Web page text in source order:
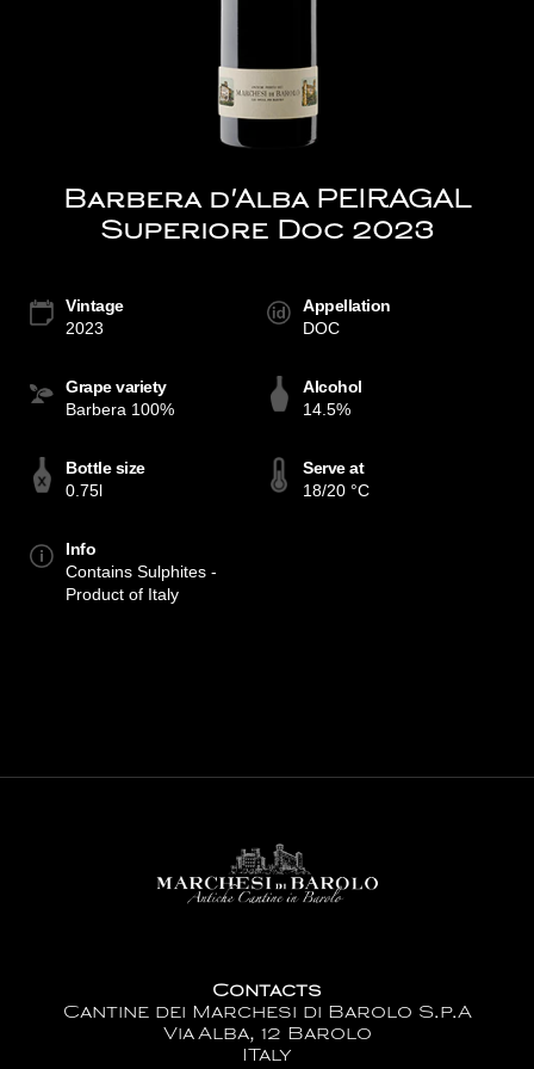
Barbera d'Alba PEIRAGAL
Superiore Doc 2023
Vintage
2023
Appellation
DOC
Grape variety
Barbera 100%
Alcohol
14.5%
Bottle size
0.75l
Serve at
18/20 °C
Info
Contains Sulphites -
Product of Italy
Contacts
Cantine dei Marchesi di Barolo S.p.A
Via Alba, 12 Barolo
ITaly